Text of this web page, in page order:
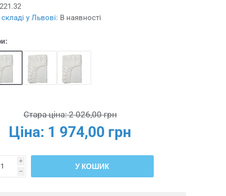
у Львові: В наявності
Стара ціна: 2 026,00 грн
Ціна: 1 974,00 грн
i
h
У КОШИК